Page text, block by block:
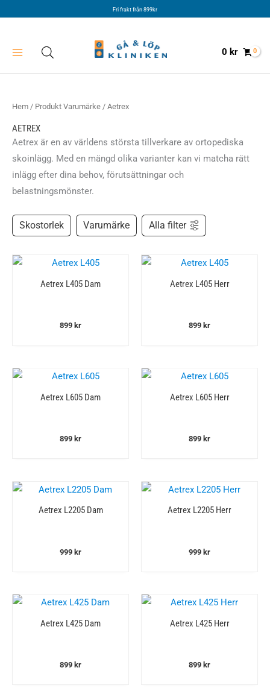
Fri frakt från 899kr
0 kr
Hem / Produkt Varumärke / Aetrex
AETREX
Aetrex är en av världens största tillverkare av ortopediska
skoinlägg. Med en mängd olika varianter kan vi matcha rätt
inlägg efter dina behov, förutsättningar och
belastningsmönster.
Skostorlek Varumärke Alla filter
Aetrex L405 Dam
899 kr
Aetrex L405 Herr
899 kr
Aetrex L605 Dam
899 kr
Aetrex L605 Herr
899 kr
Aetrex L2205 Dam
999 kr
Aetrex L2205 Herr
999 kr
Aetrex L425 Dam
899 kr
Aetrex L425 Herr
899 kr